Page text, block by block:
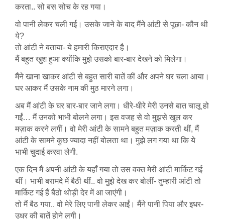
करता.. सो बस सोच के रह गया।
वो पानी लेकर चली गई। उसके जाने के बाद मैंने आंटी से पूछा- कौन थी
ये?
तो आंटी ने बताया- ये हमारी किराएदार है।
मैं बहुत खुश हुआ क्योंकि मुझे उसको बार-बार देखने को मिलेगा।
मैंने खाना खाकर आंटी से बहुत सारी बातें कीं और अपने घर चला आया।
घर आकर मैं उसके नाम की मुठ मारने लगा।
अब मैं आंटी के घर बार-बार जाने लगा। धीरे-धीरे मेरी उनसे बात चालू हो
गईं… मैं उनको भाभी बोलने लगा। इस वजह से वो मुझसे खुल कर
मज़ाक करने लगीं। वो मेरी आंटी के सामने बहुत मज़ाक करती थीं, मैं
आंटी के सामने कुछ ज्यादा नहीं बोलता था। मुझे लग गया था कि ये
भाभी चुदाई करवा लेगी.
एक दिन मैं अपनी आंटी के यहाँ गया तो उस वक्त मेरी आंटी मार्किट गई
थीं। भाभी बरामदे में बैठी थीं.. वो मुझे देख कर बोलीं- तुम्हारी आंटी तो
मार्किट गई हैं बैठो थोड़ी देर में आ जाएंगी।
तो मैं बैठ गया.. वो मेरे लिए पानी लेकर आईं। मैंने पानी पिया और इधर-
उधर की बातें होने लगी।